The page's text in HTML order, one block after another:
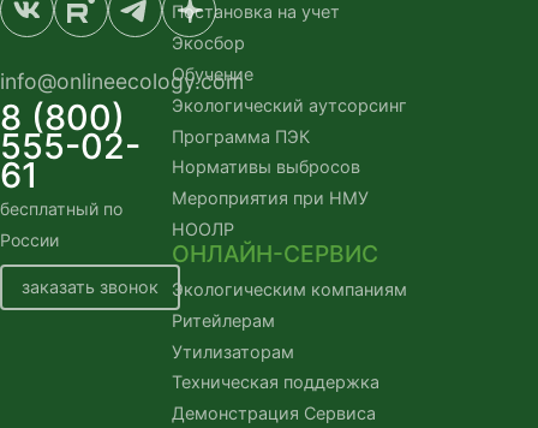
info@onlineecology.com
8 (800)
555-02-
61
бесплатный по
России
заказать звонок
Постановка на учет
Экосбор
Обучение
Экологический аутсорсинг
Программа ПЭК
Нормативы выбросов
Мероприятия при НМУ
НООЛР
ОНЛАЙН-СЕРВИС
Экологическим компаниям
Ритейлерам
Утилизаторам
Техническая поддержка
Демонстрация Сервиса